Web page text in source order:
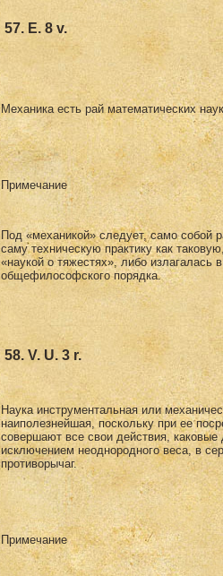
57. Е. 8 v.
Механика есть рай математических
Примечание
Под «механикой» следует, само собой
саму техническую практику как
«на­укой о тяжестях», либо излагалась
общефилософ­ского порядка.
58. V. U. 3 r.
Наука инструментальная или
наиполезнейшая, поскольку при ее
совершают все свои действия,
исключением неоднородного веса, в
противорычаг.
Примечание